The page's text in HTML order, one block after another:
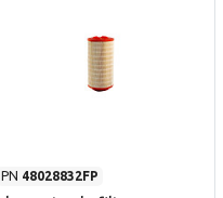
PN 48028832FP